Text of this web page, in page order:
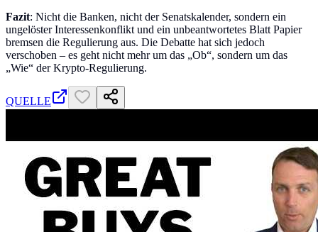
Fazit: Nicht die Banken, nicht der Senatskalender, sondern ein
ungelöster Interessenkonflikt und ein unbeantwortetes Blatt Papier
bremsen die Regulierung aus. Die Debatte hat sich jedoch
verschoben – es geht nicht mehr um das „Ob“, sondern um das
„Wie“ der Krypto-Regulierung.
QUELLE